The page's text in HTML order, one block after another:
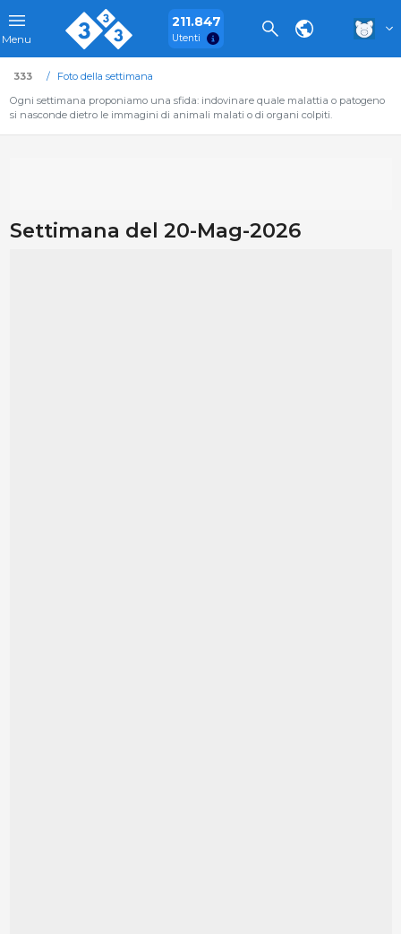
Menu
211.847
Utenti
333
Foto della settimana
Ogni settimana proponiamo una sfida: indovinare quale malattia o patogeno
si nasconde dietro le immagini di animali malati o di organi colpiti.
Settimana del 20-Mag-2026